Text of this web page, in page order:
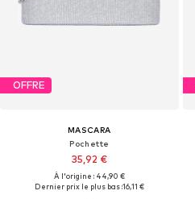
OFFRE
MASCARA
Pochette
35,92 €
À l'origine : 44,90 €
Dernier prix le plus bas :16,11 €